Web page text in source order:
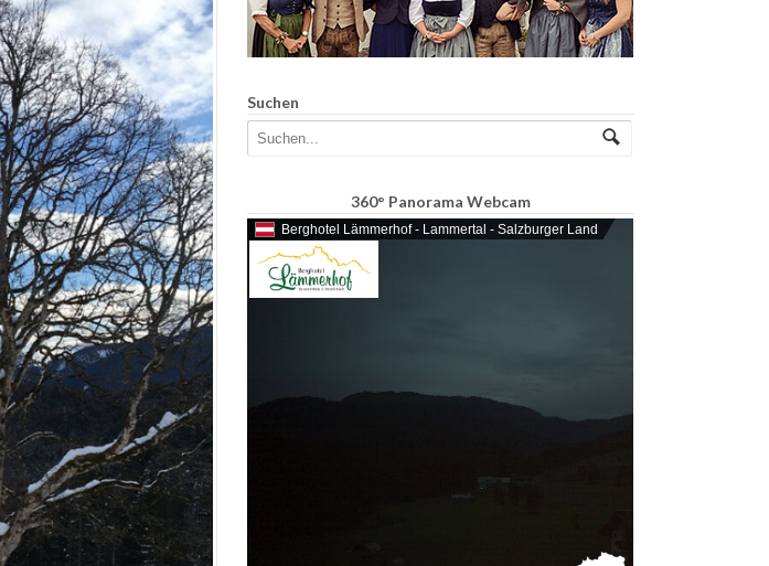
Suchen
360° Panorama Webcam
Berghotel Lämmerhof - Lammertal - Salzburger Land